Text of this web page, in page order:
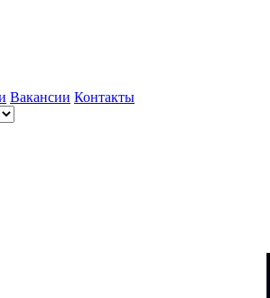
Вакансии Контакты